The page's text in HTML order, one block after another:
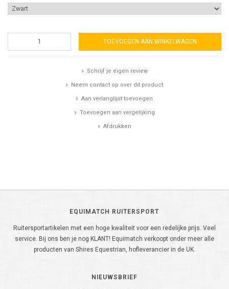
TOEVOEGEN AAN WINKELWAGEN
Schrijf je eigen review
Neem contact op over dit product
Aan verlanglijst toevoegen
Toevoegen aan vergelijking
Afdrukken
EQUIMATCH RUITERSPORT
Ruitersportartikelen met een hoge kwaliteit voor een redelijke prijs. Veel
service. Bij ons ben je nog KLANT! Equimatch verkoopt onder meer alle
producten van Shires Equestrian, hofleverancier in de UK.
NIEUWSBRIEF